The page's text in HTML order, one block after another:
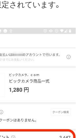
されています。